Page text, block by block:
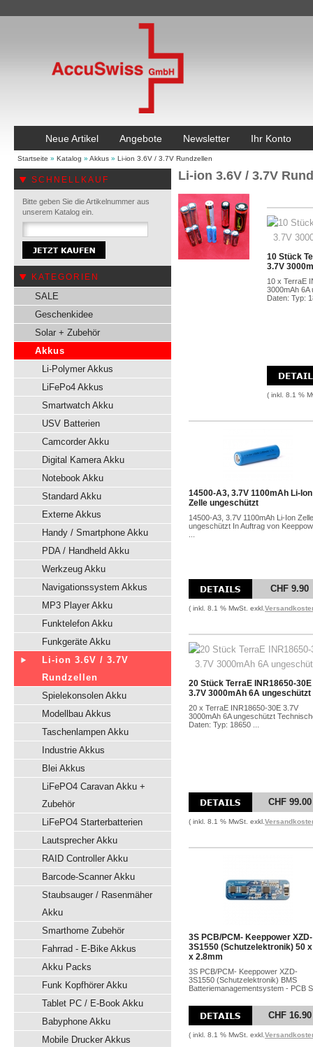
Neue Artikel Angebote Newsletter Ihr Konto
Startseite » Katalog » Akkus » Li-ion 3.6V / 3.7V Rundzellen
SCHNELLKAUF
Bitte geben Sie die Artikelnummer aus
unserem Katalog ein.
KATEGORIEN
SALE
Geschenkidee
Solar + Zubehör
Akkus
Li-Polymer Akkus
LiFePo4 Akkus
Smartwatch Akku
USV Batterien
Camcorder Akku
Digital Kamera Akku
Notebook Akku
Standard Akku
Externe Akkus
Handy / Smartphone Akku
PDA / Handheld Akku
Werkzeug Akku
Navigationssystem Akkus
MP3 Player Akku
Funktelefon Akku
Funkgeräte Akku
Li-ion 3.6V / 3.7V
Rundzellen
Spielekonsolen Akku
Modellbau Akkus
Taschenlampen Akku
Industrie Akkus
Blei Akkus
LiFePO4 Caravan Akku +
Zubehör
LiFePO4 Starterbatterien
Lautsprecher Akku
RAID Controller Akku
Barcode-Scanner Akku
Staubsauger / Rasenmäher
Akku
Smarthome Zubehör
Fahrrad - E-Bike Akkus
Akku Packs
Funk Kopfhörer Akku
Tablet PC / E-Book Akku
Babyphone Akku
Mobile Drucker Akkus
Li-ion 3.6V / 3.7V
10 Stück
3.7V
10 x TerraE
3000mAh 6A
Daten: Typ:
( inkl. 8.1 %
14500-A3, 3.7V 1100mAh Li-Ion
Zelle ungeschützt
14500-A3, 3.7V 1100mAh Li-Ion Zelle
ungeschützt In Auftrag von
CHF 9.90
( inkl. 8.1 % MwSt. exkl.
20 Stück TerraE INR18650-30E
3.7V 3000mAh 6A ungeschützt
20 x TerraE INR18650-30E 3.7V
3000mAh 6A ungeschützt
Daten: Typ: 18650 ...
CHF 99.00
( inkl. 8.1 % MwSt. exkl.
3S PCB/PCM- Keeppower XZD-
3S1550 (Schutzelektronik) 50
x 2.8mm
3S PCB/PCM- Keeppower XZD-
3S1550 (Schutzelektronik) BMS
Batteriemanagementsystem - PCB
CHF 16.90
( inkl. 8.1 % MwSt. exkl.